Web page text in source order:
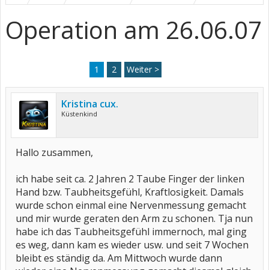
Operation am 26.06.07
1 2 Weiter >
Kristina cux.
Küstenkind
Hallo zusammen,
ich habe seit ca. 2 Jahren 2 Taube Finger der linken
Hand bzw. Taubheitsgefühl, Kraftlosigkeit. Damals
wurde schon einmal eine Nervenmessung gemacht
und mir wurde geraten den Arm zu schonen. Tja nun
habe ich das Taubheitsgefühl immernoch, mal ging
es weg, dann kam es wieder usw. und seit 7 Wochen
bleibt es ständig da. Am Mittwoch wurde dann